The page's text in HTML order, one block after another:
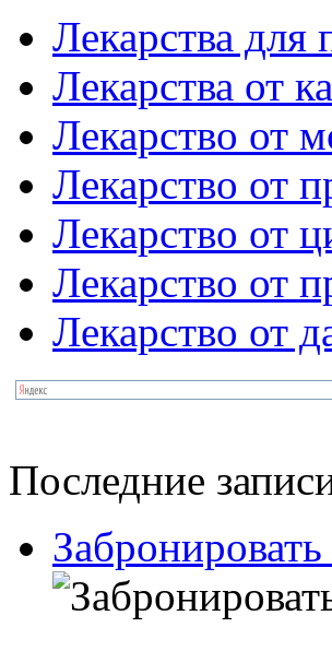
Лекарства для
Лекарства от
Лекарство от
Лекарство от
Лекарство от
Лекарство от
Лекарство от
Последние